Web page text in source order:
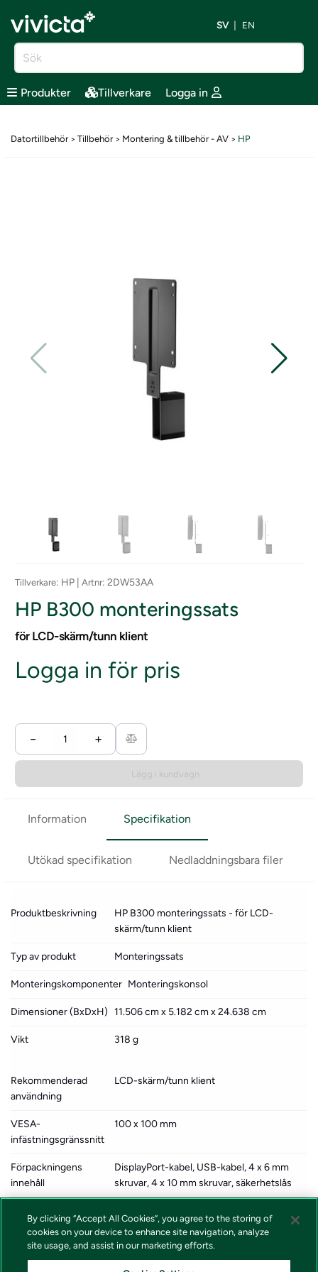
SV EN
Produkter Tillverkare Logga in
Datortillbehör> Tillbehör> Montering & tillbehör - AV > HP
Tillverkare: HP | Artnr: 2DW53AA
HP B300 monteringssats
för LCD-skärm/tunn klient
Logga in för pris
− +
Lägg i kundvagn
Information Specifikation
Utökad specifikation Nedladdningsbara filer
Produktbeskrivning
HP B300 monteringssats - för LCD-
skärm/tunn klient
Typ av produkt Monteringssats
Monteringskomponenter Monteringskonsol
Dimensioner (BxDxH) 11.506 cm x 5.182 cm x 24.638 cm
Vikt 318 g
Rekommenderad
användning
LCD-skärm/tunn klient
VESA-
infästningsgränssnitt
100 x 100 mm
Förpackningens
innehåll
DisplayPort-kabel, USB-kabel, 4 x 6 mm
skruvar, 4 x 10 mm skruvar, säkerhetslås
v2, t540; Elite 600 G9, 800 G9, t655;
EliteDesk 705 G5; EliteDisplay E223d
Docking Monitor, E233; Pro 260 G9, t550;
By clicking “Accept All Cookies”, you agree to the storing of
cookies on your device to enhance site navigation, analyze
site usage, and assist in our marketing efforts.